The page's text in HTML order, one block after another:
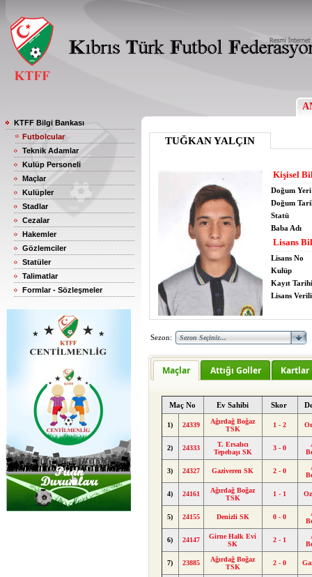
KTFF Bilgi Bankası
Futbolcular
Teknik Adamlar
Kulüp Personeli
Maçlar
Kulüpler
Stadlar
Cezalar
Hakemler
Gözlemciler
Statüler
Talimatlar
Formlar - Sözleşmeler
TUĞKAN YALÇIN
Kişisel
Doğum Yeri
Doğum
Statü
Baba Adı
Lisans
Lisans No
Kulüp
Kayıt Tarihi
Lisans
Sezon:
Maçlar Attığı Goller Kartlar
Maç No Ev Sahibi Skor
1) 24339
Ağırdağ Boğaz
TSK
1 - 2
2) 24333
T. Ersalıcı
Tepebaşı SK
3 - 0
3) 24327 Gaziveren SK 2 - 0
4) 24161
Ağırdağ Boğaz
TSK
1 - 1
5) 24155 Denizli SK 0 - 0
6) 24147
Girne Halk Evi
SK
2 - 1
7) 23885
Ağırdağ Boğaz
TSK
2 - 0